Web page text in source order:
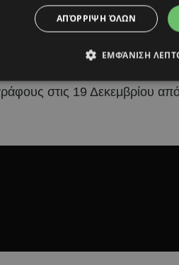
ως κονφερασιέ.
την μουσική της ταινίας
στις 19 Δεκεμβρίου
ΑΠΌΡΡΙΨΗ ΌΛΩΝ
ΕΜΦΆΝΙΣΗ